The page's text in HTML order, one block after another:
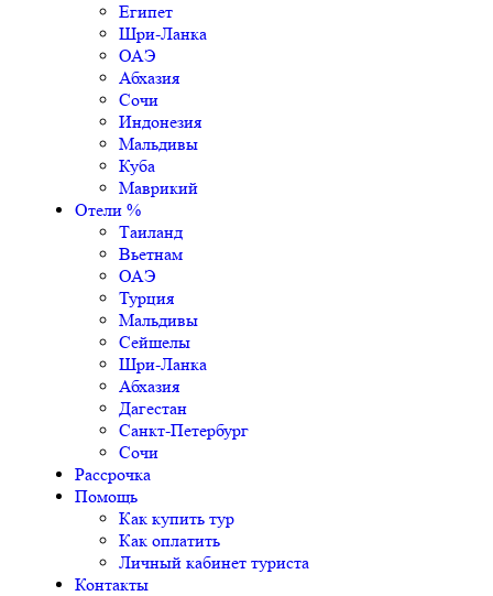
Египет
Шри-Ланка
ОАЭ
Абхазия
Сочи
Индонезия
Мальдивы
Куба
Маврикий
Отели %
Таиланд
Вьетнам
ОАЭ
Турция
Мальдивы
Сейшелы
Шри-Ланка
Абхазия
Дагестан
Санкт-Петербург
Сочи
Рассрочка
Помощь
Как купить тур
Как оплатить
Личный кабинет туриста
Контакты